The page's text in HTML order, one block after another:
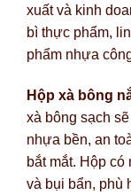
xuất và kinh
bì thực phẩm,
phẩm nhựa
Hộp xà bông
xà bông sạch
nhựa bền, an
bắt mắt. Hộp
và bụi bẩn, phù